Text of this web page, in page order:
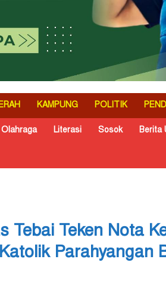
KAMPUNG POLITIK
Olahraga Literasi Sosok Berita
Tebai Teken Nota
Parahyangan